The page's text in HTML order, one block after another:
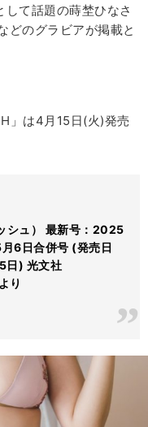
て話題の蒔埜ひなさ
どのグラビアが掲載と
」は4月15日(火)発売
シュ） 最新号：2025
6日合併号 (発売日
) 光文社
り